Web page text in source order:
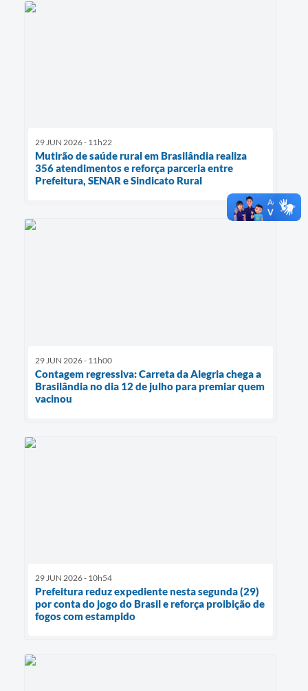
29 JUN 2026 - 11h22
Mutirão de saúde rural em Brasilândia realiza
356 atendimentos e reforça parceria entre
Prefeitura, SENAR e Sindicato Rural
29 JUN 2026 - 11h00
Contagem regressiva: Carreta da Alegria chega a
Brasilândia no dia 12 de julho para premiar quem
vacinou
29 JUN 2026 - 10h54
Prefeitura reduz expediente nesta segunda (29)
por conta do jogo do Brasil e reforça proibição de
fogos com estampido